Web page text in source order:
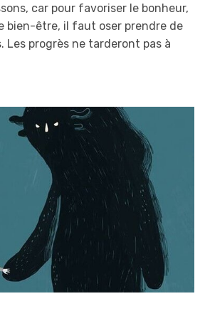
car pour favoriser le bonheur,
bien-être, il faut oser prendre de
Les progrès ne tarderont pas à